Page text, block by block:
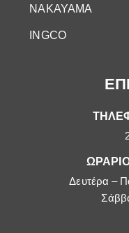
Δευτέρα –
NAKAYAMA
INGCO